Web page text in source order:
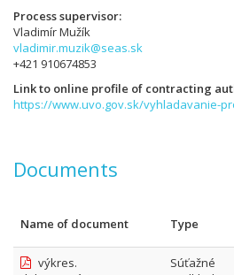
Process supervisor
Vladimír Mužík
vladimir.muzik@seas.sk
+421 910674853
Link to online profile of contracting
https://www.uvo.gov.sk/vyhladavanie-
Documents
Name of document Type
výkres.
Súťažné